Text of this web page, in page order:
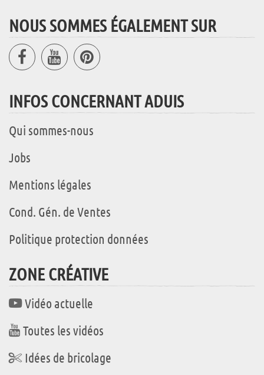
NOUS SOMMES ÉGALEMENT SUR
INFOS CONCERNANT ADUIS
Qui sommes-nous
Jobs
Mentions légales
Cond. Gén. de Ventes
Politique protection données
ZONE CRÉATIVE
Vidéo actuelle
Toutes les vidéos
Idées de bricolage